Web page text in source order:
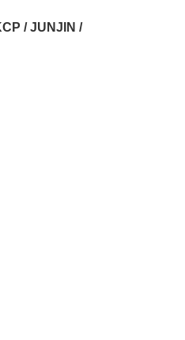
/ JUNJIN /